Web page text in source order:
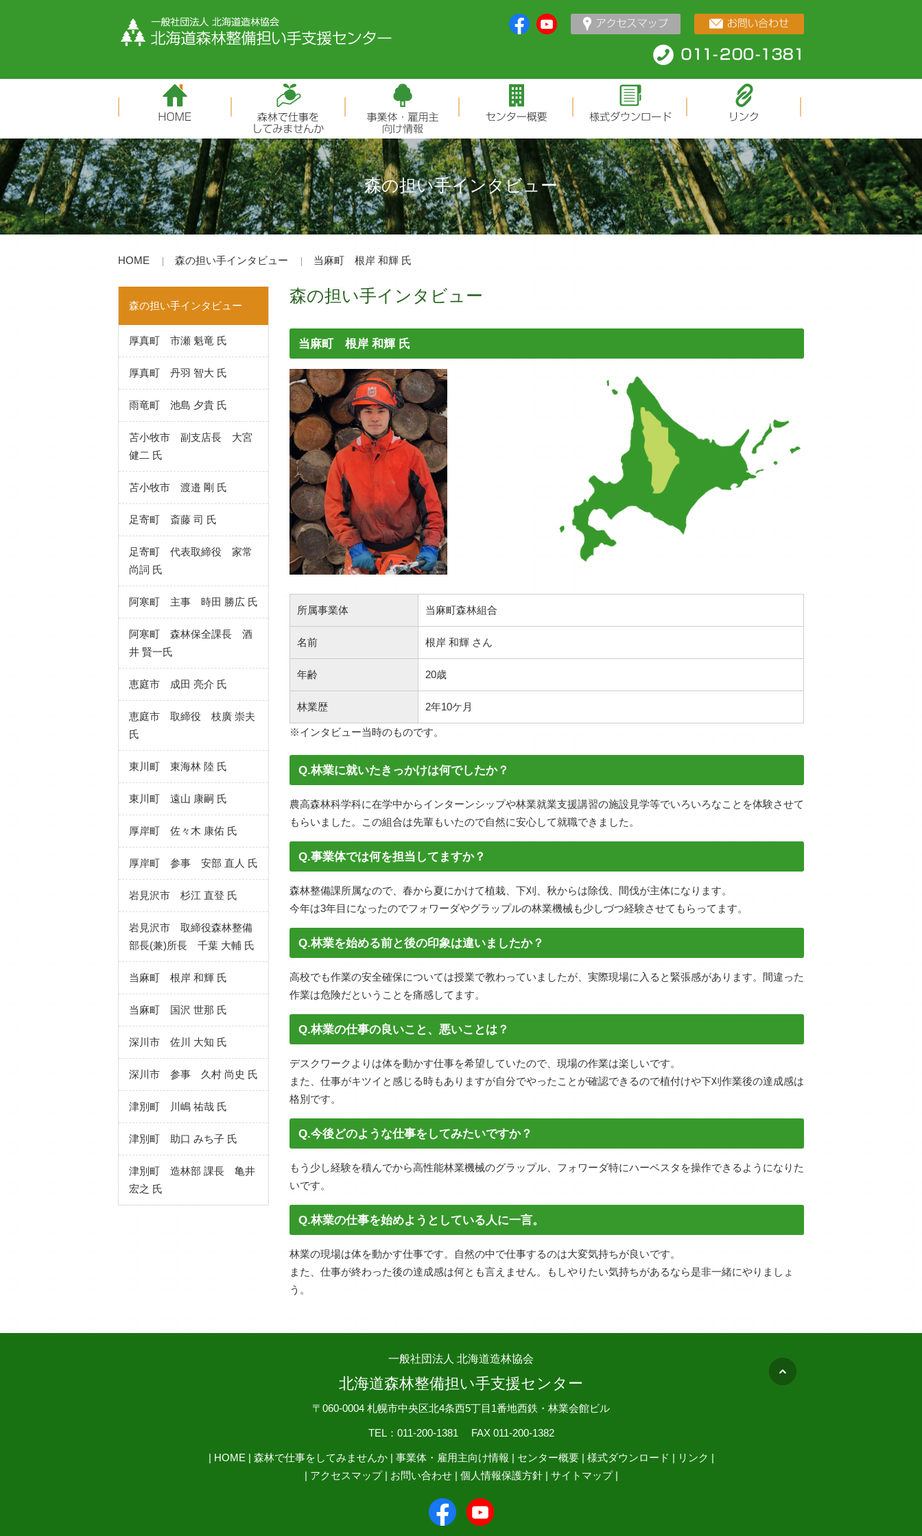
FacebookYoutube
森の担い手インタビュー
HOME 森の担い手インタビュー 当麻町 根岸 和輝 氏
森の担い手インタビュー
厚真町 市瀬 魁竜 氏
厚真町 丹羽 智大 氏
雨竜町 池島 夕貴 氏
苫小牧市 副支店長 大宮
健二 氏
苫小牧市 渡邉 剛 氏
足寄町 斎藤 司 氏
足寄町 代表取締役 家常
尚詞 氏
阿寒町 主事 時田 勝広 氏
阿寒町 森林保全課長 酒
井 賢一氏
恵庭市 成田 亮介 氏
恵庭市 取締役 枝廣 崇夫
氏
東川町 東海林 陸 氏
東川町 遠山 康嗣 氏
厚岸町 佐々木 康佑 氏
厚岸町 参事 安部 直人 氏
岩見沢市 杉江 直登 氏
岩見沢市 取締役森林整備
部長(兼)所長 千葉 大輔 氏
当麻町 根岸 和輝 氏
当麻町 国沢 世那 氏
深川市 佐川 大知 氏
深川市 参事 久村 尚史 氏
津別町 川嶋 祐哉 氏
津別町 助口 みち子 氏
津別町 造林部 課長 亀井
宏之 氏
森の担い手インタビュー
当麻町 根岸 和輝 氏
所属事業体 当麻町森林組合
名前 根岸 和輝 さん
年齢 20歳
林業歴 2年10ケ月
※インタビュー当時のものです。
Q.林業に就いたきっかけは何でしたか？
農高森林科学科に在学中からインターンシップや林業就業支援講習の施設見学等でいろいろなことを体験させて
もらいました。この組合は先輩もいたので自然に安心して就職できました。
Q.事業体では何を担当してますか？
森林整備課所属なので、春から夏にかけて植栽、下刈、秋からは除伐、間伐が主体になります。
今年は3年目になったのでフォワーダやグラップルの林業機械も少しづつ経験させてもらってます。
Q.林業を始める前と後の印象は違いましたか？
高校でも作業の安全確保については授業で教わっていましたが、実際現場に入ると緊張感があります。間違った
作業は危険だということを痛感してます。
Q.林業の仕事の良いこと、悪いことは？
デスクワークよりは体を動かす仕事を希望していたので、現場の作業は楽しいです。
また、仕事がキツイと感じる時もありますが自分でやったことが確認できるので植付けや下刈作業後の達成感は
格別です。
Q.今後どのような仕事をしてみたいですか？
もう少し経験を積んでから高性能林業機械のグラップル、フォワーダ特にハーベスタを操作できるようになりた
いです。
Q.林業の仕事を始めようとしている人に一言。
林業の現場は体を動かす仕事です。自然の中で仕事するのは大変気持ちが良いです。
また、仕事が終わった後の達成感は何とも言えません。もしやりたい気持ちがあるなら是非一緒にやりましょ
う。
一般社団法人 北海道造林協会
北海道森林整備担い手支援センター
〒060-0004 札幌市中央区北4条西5丁目1番地西鉄・林業会館ビル
TEL：011-200-1381 FAX 011-200-1382
| HOME | 森林で仕事をしてみませんか| 事業体・雇用主向け情報 | センター概要| 様式ダウンロード | リンク |
| アクセスマップ| お問い合わせ| 個人情報保護方針| サイトマップ|